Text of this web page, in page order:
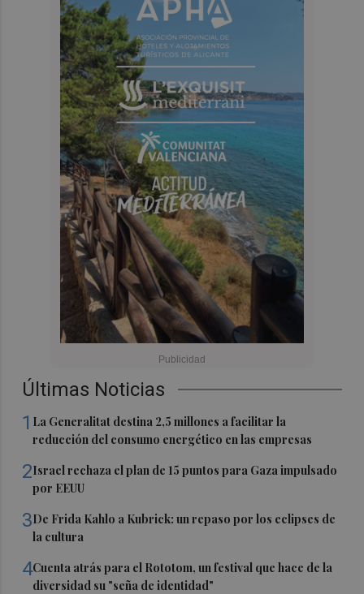
Últimas Noticias
1 La Generalitat destina 2,5 millones a facilitar la
reducción del consumo energético en las empresas
2Israel rechaza el plan de 15 puntos para Gaza impulsado
por EEUU
3De Frida Kahlo a Kubrick: un repaso por los eclipses de
la cultura
4Cuenta atrás para el Rototom, un festival que hace de la
diversidad su "seña de identidad"